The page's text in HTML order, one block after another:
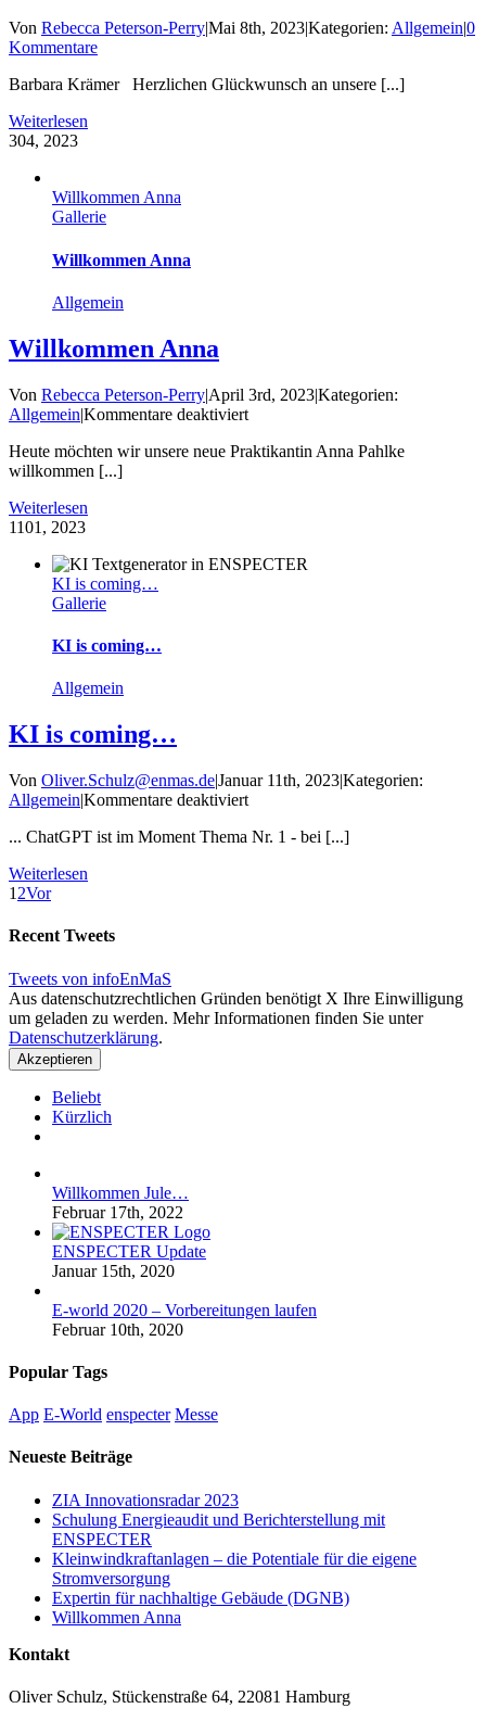
Von Rebecca Peterson-Perry|Mai 8th, 2023|Kategorien: Allgemein|0
Kommentare
Barbara Krämer Herzlichen Glückwunsch an unsere [...]
Weiterlesen
304, 2023
Willkommen Anna
Gallerie
Willkommen Anna
Allgemein
Willkommen Anna
Von Rebecca Peterson-Perry|April 3rd, 2023|Kategorien:
Allgemein|Kommentare deaktiviertfür
Anna
Heute möchten wir unsere neue Praktikantin Anna Pahlke
willkommen [...]
Weiterlesen
1101, 2023
KI is coming…
Gallerie
KI is coming…
Allgemein
KI is coming…
Von Oliver.Schulz@enmas.de|Januar 11th, 2023|Kategorien:
Allgemein|Kommentare deaktiviertfür
is
... ChatGPT ist im Moment Thema Nr. 1 - bei [...]
Weiterlesen
1 2Vor
Recent Tweets
Tweets von infoEnMaS
Aus datenschutzrechtlichen Gründen benötigt X Ihre Einwilligung
um geladen zu werden. Mehr Informationen finden Sie unter
Datenschutzerklärung.
Akzeptieren
Beliebt
Kürzlich
Willkommen Jule…
Februar 17th, 2022
ENSPECTER Update
Januar 15th, 2020
E-world 2020 – Vorbereitungen laufen
Februar 10th, 2020
Popular Tags
App E-World enspecter Messe
Neueste Beiträge
ZIA Innovationsradar 2023
Schulung Energieaudit und Berichterstellung mit
ENSPECTER
Kleinwindkraftanlagen – die Potentiale für die eigene
Stromversorgung
Expertin für nachhaltige Gebäude (DGNB)
Willkommen Anna
Kontakt
Oliver Schulz, Stückenstraße 64, 22081 Hamburg